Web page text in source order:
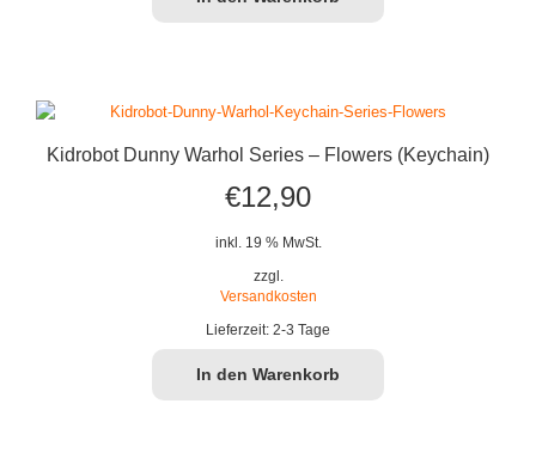
Kidrobot Dunny Warhol Series – Flowers (Keychain)
€12,90
inkl. 19 % MwSt.
zzgl.
Versandkosten
Lieferzeit: 2-3 Tage
In den Warenkorb